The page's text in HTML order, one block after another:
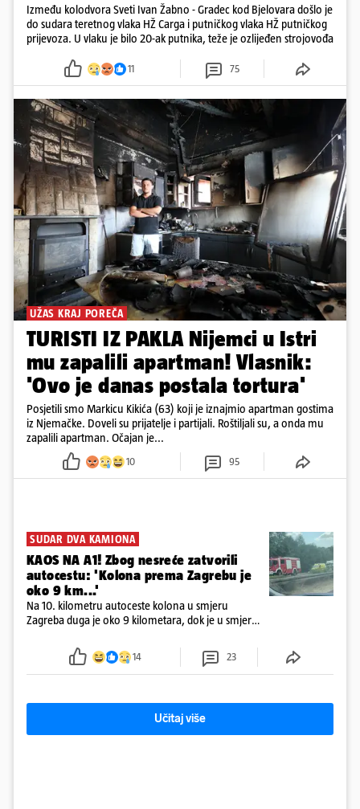
Između kolodvora Sveti Ivan Žabno - Gradec kod Bjelovara došlo je
do sudara teretnog vlaka HŽ Carga i putničkog vlaka HŽ putničkog
prijevoza. U vlaku je bilo 20-ak putnika, teže je ozlijeđen strojovođa
11 75
UŽAS KRAJ POREČA
TURISTI IZ PAKLA Nijemci u Istri
mu zapalili apartman! Vlasnik:
'Ovo je danas postala tortura'
Posjetili smo Markicu Kikića (63) koji je iznajmio apartman gostima
iz Njemačke. Doveli su prijatelje i partijali. Roštiljali su, a onda mu
zapalili apartman. Očajan je...
10 95
SUDAR DVA KAMIONA
KAOS NA A1! Zbog nesreće zatvorili
autocestu: 'Kolona prema Zagrebu je
oko 9 km...'
Na 10. kilometru autoceste kolona u smjeru
Zagreba duga je oko 9 kilometara, dok je u smjeru
14 23
Učitaj više